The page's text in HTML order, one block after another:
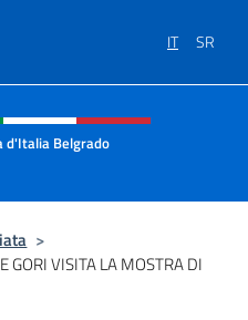
IT SR
e menù
d'Italia Belgrado
>
GORI VISITA LA MOSTRA DI